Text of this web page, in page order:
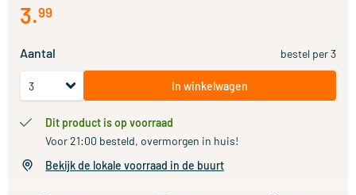
3.99
Aantal bestel per 3
In winkelwagen
Dit product is op voorraad
Voor 21:00 besteld, overmorgen in huis!
Bekijk de lokale voorraad in de buurt